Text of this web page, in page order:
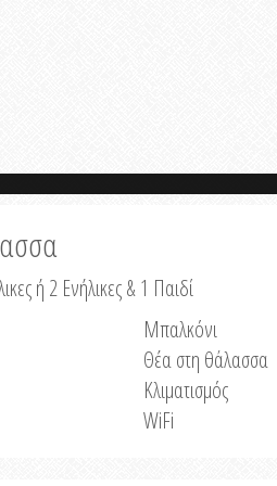
ή 2 Ενήλικες & 1 Παιδί
Μπαλκόνι
Θέα στη θάλασσα
Κλιματισμός
WiFi